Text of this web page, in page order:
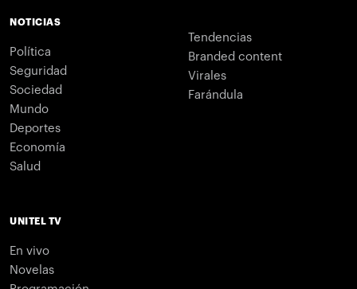
NOTICIAS
Política
Seguridad
Sociedad
Mundo
Deportes
Economía
Salud
Tendencias
Branded content
Virales
Farándula
UNITEL TV
En vivo
Novelas